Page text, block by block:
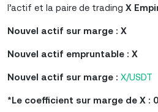
l’actif et la paire de trading X
Nouvel actif sur marge : X
Nouvel actif empruntable : X
Nouvel actif sur marge : X/USDT
*Le coefficient sur marge de X :